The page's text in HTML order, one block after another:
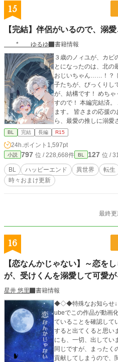
15
【完結】伴侶がいるので、溺
* ゆるゆ
書籍情報
３歳のノィユが、カビ
とになったのは、北
おじいちゃん……！？
子たちが、びっくりし
が、結構です！ めちゃ
すので！ 本編完結済。 おまけのお話を時々更新したりしてい
ます。 皆さまの応援のおかげで『もふもふ獣人に転生した
ら、最愛の推しに溺愛
がとうございます！ ふたりの動画をつくりました！ もしよか
ったら、プロフのweb
はAIを使っていますが
BL 完結 長編 R15
24h.ポイント 1,597pt
小説 797 位 / 228,668件 BL 127 位 /
BL ハッピーエンド 異世界 転生
時々おまけ更新
最終
16
【恋なんかじゃない】～恋を
が、受けくんを溺愛して可愛が
星井 悠里
書籍情報
◆◇◆特殊なお知らせ
ubeでこの作品が動画
ていることを確認して
すると出てくると思います。 私は動画化の許可を
にも、一切、出してい
同じですが、まったく
貢献してしまうので、